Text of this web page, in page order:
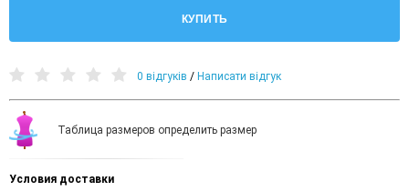
КУПИТЬ
0 відгуків / Написати відгук
Таблица размеров определить размер
Условия доставки